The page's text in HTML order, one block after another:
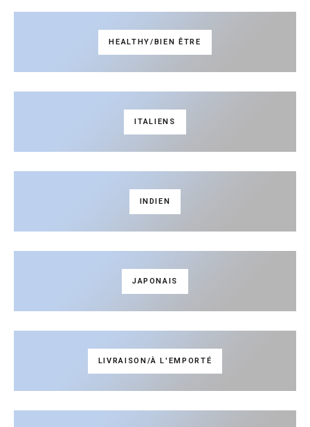
HEALTHY/BIEN ÊTRE
ITALIENS
INDIEN
JAPONAIS
LIVRAISON/À L'EMPORTÉ